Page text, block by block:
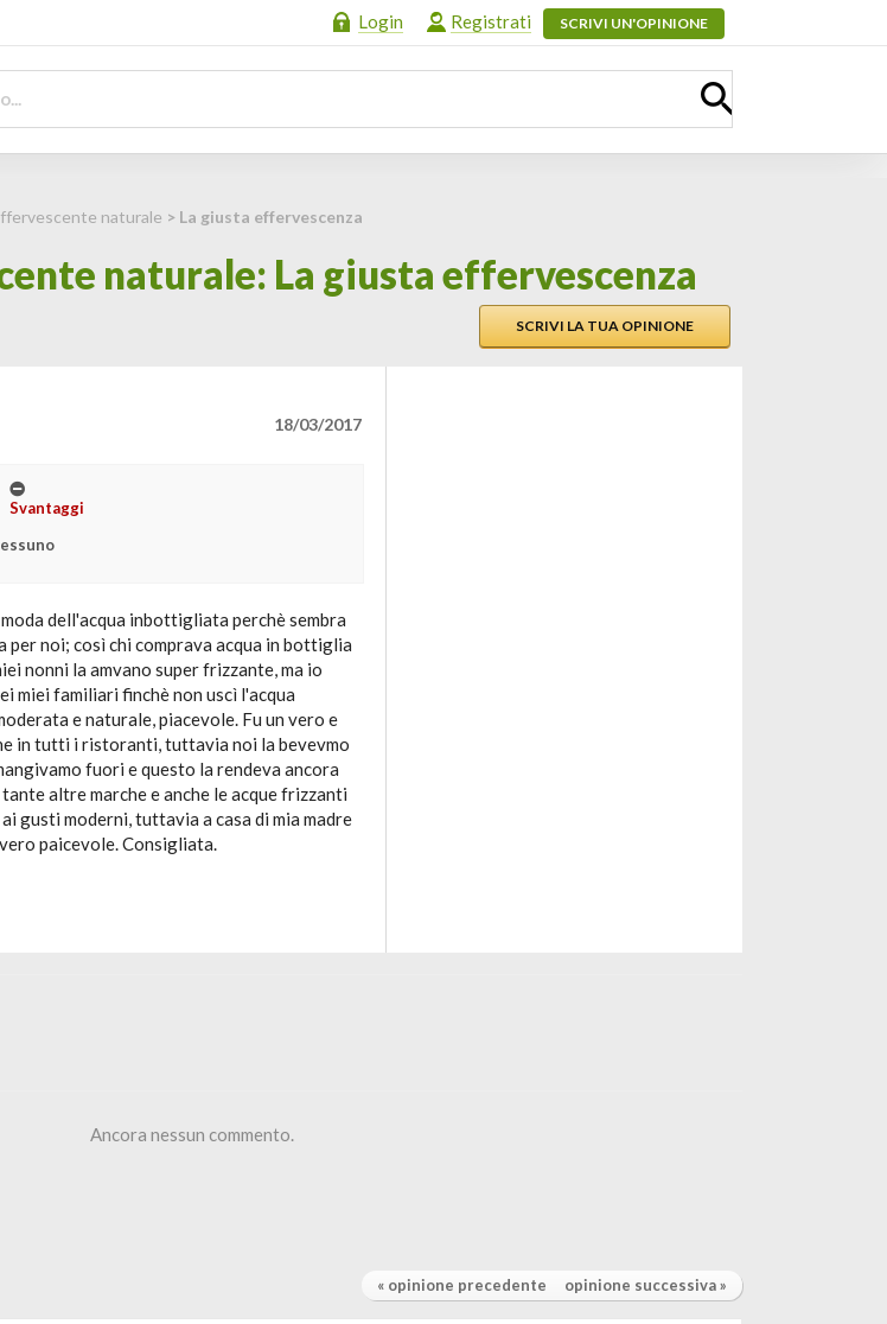
Login Registrati SCRIVI UN'OPINIONE
naturale > La giusta effervescenza
naturale: La giusta effervescenza
SCRIVI LA TUA OPINIONE
18/03/2017
Svantaggi
dell'acqua inbottigliata perchè sembra
noi; così chi comprava acqua in bottiglia
nonni la amvano super frizzante, ma io
miei familiari finchè non uscì l'acqua
e naturale, piacevole. Fu un vero e
in tutti i ristoranti, tuttavia noi la bevevmo
fuori e questo la rendeva ancora
altre marche e anche le acque frizzanti
gusti moderni, tuttavia a casa di mia madre
paicevole. Consigliata.
Ancora nessun commento.
« opinione precedente opinione successiva »